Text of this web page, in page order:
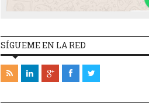
SÍGUEME EN LA RED